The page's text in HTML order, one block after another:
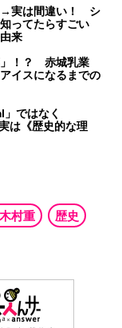
→実は間違い！ シ
ってたらすごい
来
」！？ 赤城乳業
イスになるまでの
ではなく
は《歴史的な理
村重 歴史